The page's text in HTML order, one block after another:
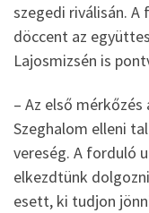
szegedi riválisán.
döccent az
Lajosmizsén is
– Az első
Szeghalom elleni
vereség. A forduló
elkezdtünk
esett, ki tudjon